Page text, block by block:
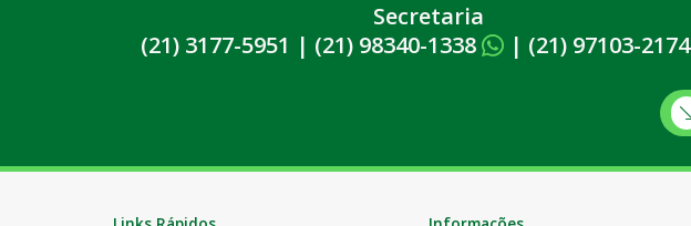
Secretaria
(21) 3177-5951 | (21) 98340-1338 | (21) 97103-2174